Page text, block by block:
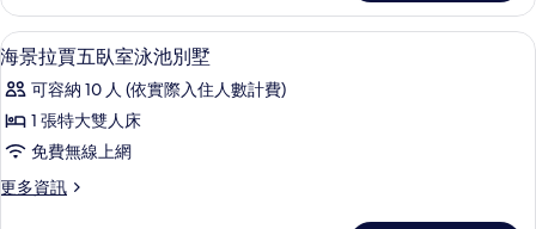
所
有
相
片
1
間
臥
海
景
詳
情
顯
示
海
景
拉
賈
1 間臥室、高級寢具、客房內保險箱、
6
海景拉賈五臥室泳池別墅
可容納 10 人 (依實際入住人數計費)
1 張特大雙人床
免費無線上網
更多資訊
更